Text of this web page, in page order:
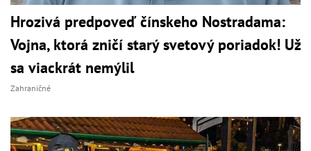
Hrozivá predpoveď čínskeho Nostradama:
Vojna, ktorá zničí starý svetový poriadok! Už
sa viackrát nemýlil
Zahraničné